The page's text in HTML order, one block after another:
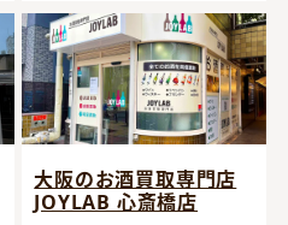
大阪のお酒買取専門店
JOYLAB 心斎橋店